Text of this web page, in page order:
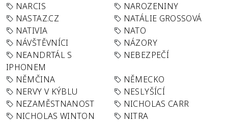
NARCIS
NAROZENINY
NASTAZ.CZ
NATÁLIE GROSSOVÁ
NATIVIA
NATO
NÁVŠTĚVNÍCI
NÁZORY
NEANDRTÁL S
IPHONEM
NEBEZPEČÍ
NĚMČINA
NĚMECKO
NERVY V KÝBLU
NESLYŠÍCÍ
NEZAMĚSTNANOST
NICHOLAS CARR
NICHOLAS WINTON
NITRA